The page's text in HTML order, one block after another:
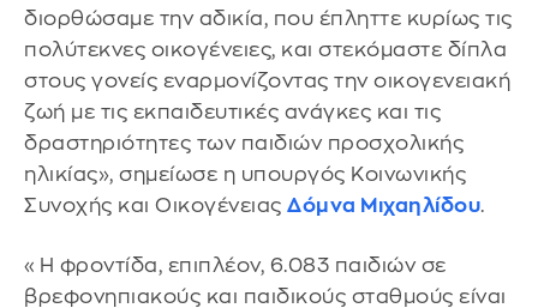
διορθώσαμε την αδικία, που έπληττε κυρίως τις
πολύτεκνες οικογένειες, και στεκόμαστε δίπλα
στους γονείς εναρμονίζοντας την οικογενειακή
ζωή με τις εκπαιδευτικές ανάγκες και τις
δραστηριότητες των παιδιών προσχολικής
ηλικίας», σημείωσε η υπουργός Κοινωνικής
Συνοχής και Οικογένειας Δόμνα Μιχαηλίδου.
«Η φροντίδα, επιπλέον, 6.083 παιδιών σε
βρεφονηπιακούς και παιδικούς σταθμούς είναι